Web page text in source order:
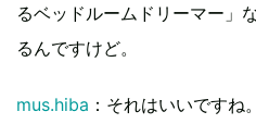
るベッドルームドリーマー
るんですけど。
mus.hiba ：それはいいです